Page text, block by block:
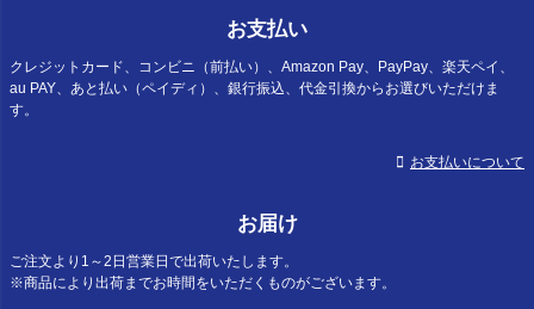
お支払い
クレジットカード、コンビニ（前払い）、Amazon Pay、PayPay、楽天ペイ、
au PAY、あと払い（ペイディ）、銀行振込、代金引換からお選びいただけま
す。
お支払いについて
お届け
ご注文より1～2日営業日で出荷いたします。
※商品により出荷までお時間をいただくものがございます。